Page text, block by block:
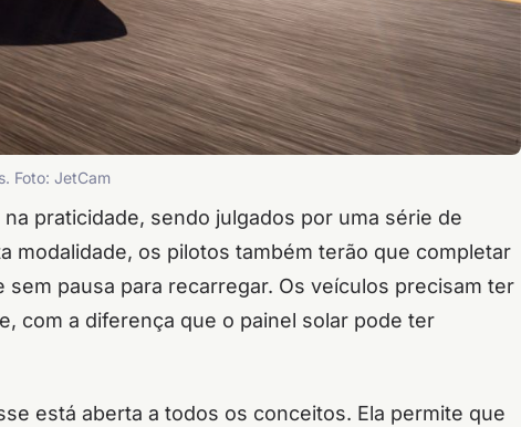
Foto: JetCam
praticidade, sendo julgados por uma série de
modalidade, os pilotos também terão que completar
pausa para recarregar. Os veículos precisam ter
com a diferença que o painel solar pode ter
está aberta a todos os conceitos. Ela permite que